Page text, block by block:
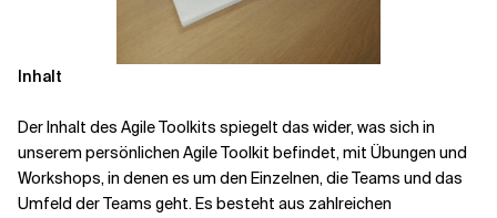
Inhalt
Der Inhalt des Agile Toolkits spiegelt das wider, was sich in
unserem persönlichen Agile Toolkit befindet, mit Übungen und
Workshops, in denen es um den Einzelnen, die Teams und das
Umfeld der Teams geht. Es besteht aus zahlreichen